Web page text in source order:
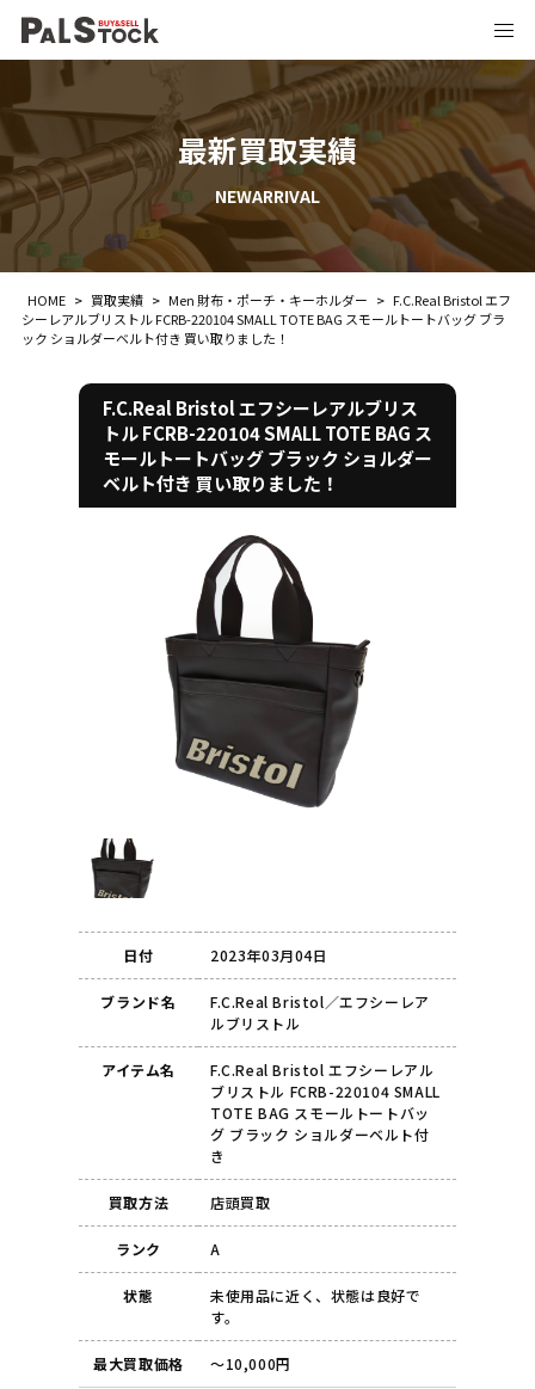
最新買取実績
NEWARRIVAL
HOME > 買取実績 > Men 財布・ポーチ・キーホルダー > F.C.Real Bristol エフ
シーレアルブリストル FCRB-220104 SMALL TOTE BAG スモールトートバッグ ブラ
ック ショルダーベルト付き 買い取りました！
F.C.Real Bristol エフシーレアルブリス
トル FCRB-220104 SMALL TOTE BAG ス
モールトートバッグ ブラック ショルダー
ベルト付き 買い取りました！
日付 2023年03月04日
ブランド名
F.C.Real Bristol／エフシーレア
ルブリストル
アイテム名
F.C.Real Bristol エフシーレアル
ブリストル FCRB-220104 SMALL
TOTE BAG スモールトートバッ
グ ブラック ショルダーベルト付
き
買取方法 店頭買取
ランク A
状態
未使用品に近く、状態は良好で
す。
最大買取価格 ～10,000円